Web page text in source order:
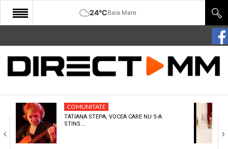
24°CBaia Mare
START
COMUNITATE
CULTURA
ECONOMIE
COMUNITATE
TATIANA STEPA, VOCEA CARE NU S-A
STINS.…